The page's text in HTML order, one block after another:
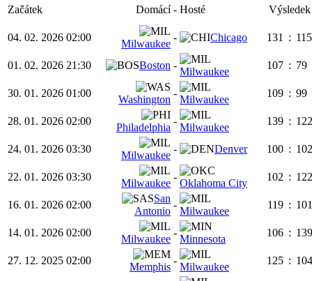
Začátek Domácí - Hosté Výsledek
04. 02. 2026 02:00
Milwaukee
- Chicago 131 : 115
01. 02. 2026 21:30 Boston -
Milwaukee
107 : 79
30. 01. 2026 01:00
Washington
-
Milwaukee
109 : 99
28. 01. 2026 02:00
Philadelphia
-
Milwaukee
139 : 122
24. 01. 2026 03:30
Milwaukee
- Denver 100 : 102
22. 01. 2026 03:30
Milwaukee
-
Oklahoma City
102 : 122
16. 01. 2026 02:00
San
Antonio
-
Milwaukee
119 : 101
14. 01. 2026 02:00
Milwaukee
-
Minnesota
106 : 139
27. 12. 2025 02:00
Memphis
-
Milwaukee
125 : 104